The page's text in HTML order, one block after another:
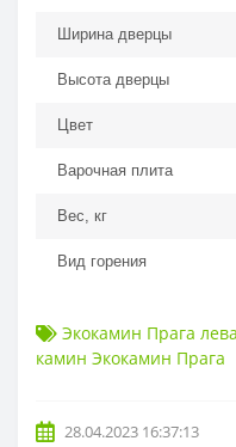
Ширина дверцы
Высота дверцы
Цвет
Варочная плита
Вес, кг
Вид горения
Экокамин Прага
камин Экокамин Прага
28.04.2023 16:37:13